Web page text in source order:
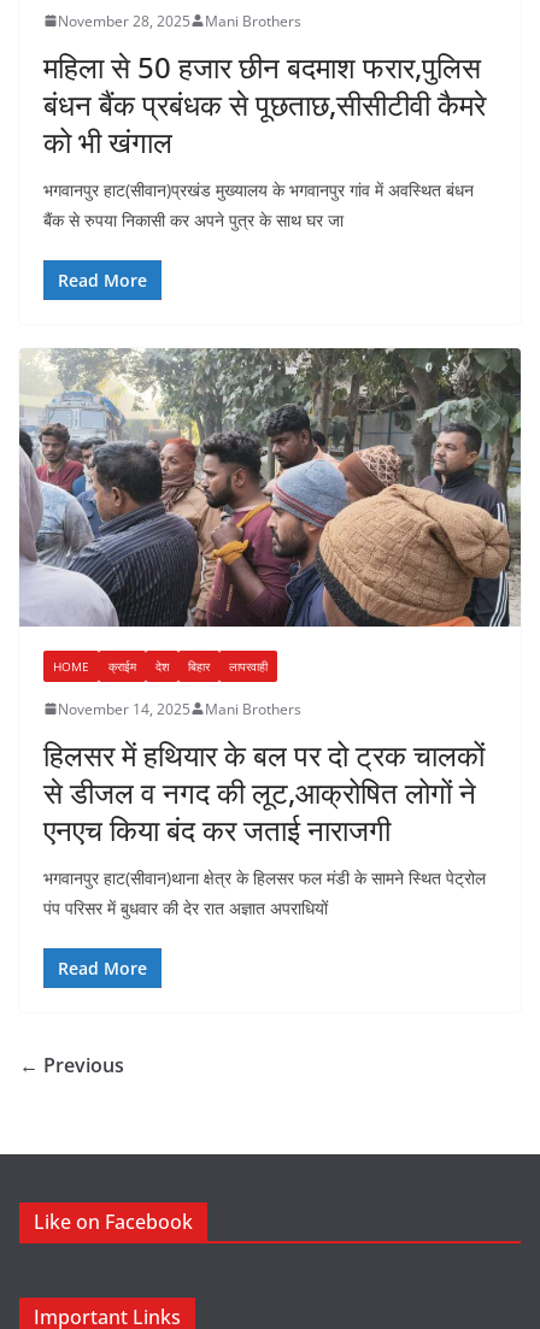
November 28, 2025 Mani Brothers
महिला से 50 हजार छीन बदमाश फरार,पुलिस
बंधन बैंक प्रबंधक से पूछताछ,सीसीटीवी कैमरे
को भी खंगाल
भगवानपुर हाट(सीवान)प्रखंड मुख्यालय के भगवानपुर गांव में अवस्थित बंधन
बैंक से रुपया निकासी कर अपने पुत्र के साथ घर जा
Read More
HOME क्राईम देश बिहार लापरवाही
November 14, 2025 Mani Brothers
हिलसर में हथियार के बल पर दो ट्रक चालकों
से डीजल व नगद की लूट,आक्रोषित लोगों ने
एनएच किया बंद कर जताई नाराजगी
भगवानपुर हाट(सीवान)थाना क्षेत्र के हिलसर फल मंडी के सामने स्थित पेट्रोल
पंप परिसर में बुधवार की देर रात अज्ञात अपराधियों
Read More
← Previous
Like on Facebook
Important Links